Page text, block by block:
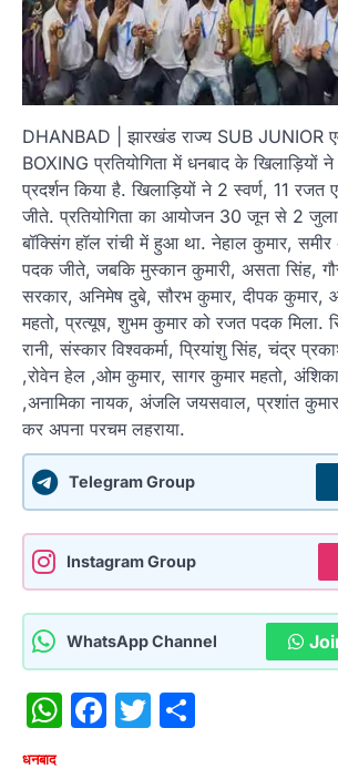
DHANBAD | झारखंड राज्य SUB JUNIOR
BOXING प्रतियोगिता में धनबाद के खिलाड़ियों ने
प्रदर्शन किया है. खिलाड़ियों ने 2 स्वर्ण, 11
जीते. प्रतियोगिता का आयोजन 30 जून से 2
बॉक्सिंग हॉल रांची में हुआ था. नेहाल कुमार, समीर
पदक जीते, जबकि मुस्कान कुमारी, असता सिंह,
सरकार, अनिमेष दुबे, सौरभ कुमार, दीपक
महतो, प्रत्यूष, शुभम कुमार को रजत पदक मिला.
रानी, संस्कार विश्वकर्मा, प्रियांशु सिंह, चंद्र
,रोवेन हेल ,ओम कुमार, सागर कुमार महतो,
,अनामिका नायक, अंजलि जयसवाल, प्रशांत
कर अपना परचम लहराया.
Telegram Group
Instagram Group
WhatsApp Channel
WhatsApp
Facebook
Twitter
धनबाद